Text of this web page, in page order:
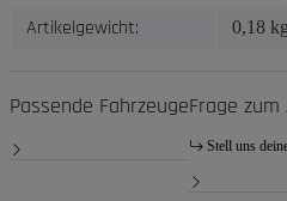
Artikelgewicht: 0,18 kg
Passende FahrzeugeFrage
Stell uns